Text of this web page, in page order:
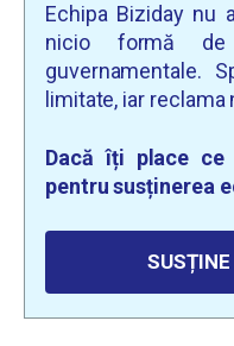
Echipa Biziday nu
nicio formă de
guvernamentale.
limitate, iar reclama
Dacă îți place
pentru susținerea